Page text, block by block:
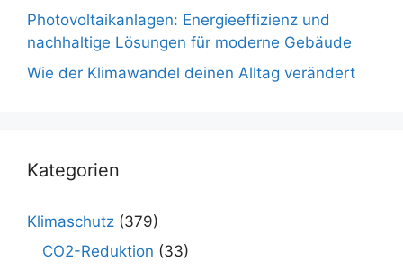
Photovoltaikanlagen: Energieeffizienz und
nachhaltige Lösungen für moderne Gebäude
Wie der Klimawandel deinen Alltag verändert
Kategorien
Klimaschutz (379)
CO2-Reduktion (33)